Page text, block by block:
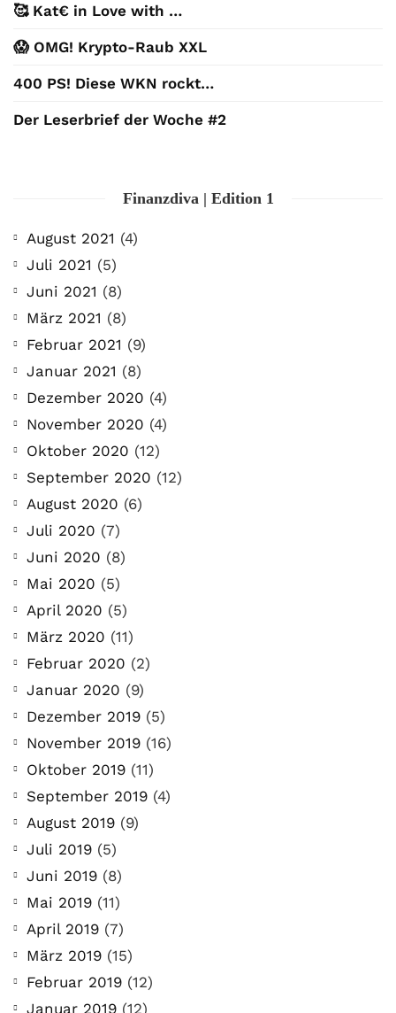
🥰 Kat€ in Love with …
😱 OMG! Krypto-Raub XXL
400 PS! Diese WKN rockt…
Der Leserbrief der Woche #2
Finanzdiva | Edition 1
August 2021 (4)
Juli 2021 (5)
Juni 2021 (8)
März 2021 (8)
Februar 2021 (9)
Januar 2021 (8)
Dezember 2020 (4)
November 2020 (4)
Oktober 2020 (12)
September 2020 (12)
August 2020 (6)
Juli 2020 (7)
Juni 2020 (8)
Mai 2020 (5)
April 2020 (5)
März 2020 (11)
Februar 2020 (2)
Januar 2020 (9)
Dezember 2019 (5)
November 2019 (16)
Oktober 2019 (11)
September 2019 (4)
August 2019 (9)
Juli 2019 (5)
Juni 2019 (8)
Mai 2019 (11)
April 2019 (7)
März 2019 (15)
Februar 2019 (12)
Januar 2019 (12)